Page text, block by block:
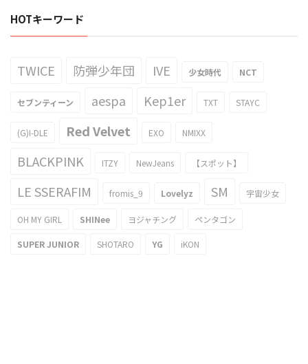
HOTキーワード
TWICE 防弾少年団 IVE 少女時代 NCT
セブンティーン aespa Kep1er TXT STAYC
(G)I-DLE Red Velvet EXO NMIXX
BLACKPINK ITZY NewJeans 【スポット】
LE SSERAFIM fromis_9 Lovelyz SM 宇宙少女
OH MY GIRL SHINee ヨジャチング ペンタゴン
SUPER JUNIOR SHOTARO YG iKON